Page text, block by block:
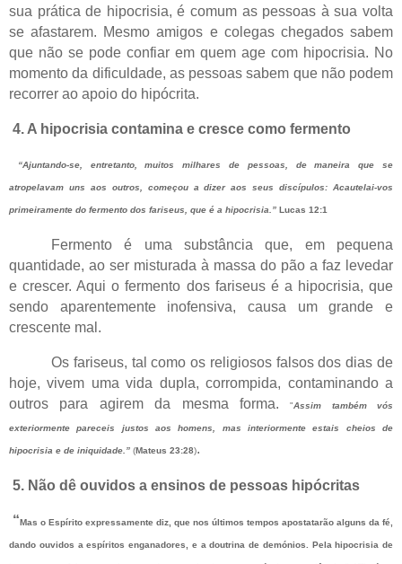
sua prática de hipocrisia, é comum as pessoas à sua volta
se afastarem. Mesmo amigos e colegas chegados sabem
que não se pode confiar em quem age com hipocrisia. No
momento da dificuldade, as pessoas sabem que não podem
recorrer ao apoio do hipócrita.
4. A hipocrisia contamina e cresce como fermento
“Ajuntando-se, entretanto, muitos milhares de pessoas, de maneira que se
atropelavam uns aos outros, começou a dizer aos seus discípulos: Acautelai-vos
primeiramente do fermento dos fariseus, que é a hipocrisia.” Lucas 12:1
Fermento é uma substância que, em pequena
quantidade, ao ser misturada à massa do pão a faz levedar
e crescer. Aqui o fermento dos fariseus é a hipocrisia, que
sendo aparentemente inofensiva, causa um grande e
crescente mal.
Os fariseus, tal como os religiosos falsos dos dias de
hoje, vivem uma vida dupla, corrompida, contaminando a
outros para agirem da mesma forma."Assim também vós
exteriormente pareceis justos aos homens, mas interiormente estais cheios de
hipocrisia e de iniquidade.” (Mateus 23:28).
5. Não dê ouvidos a ensinos de pessoas hipócritas
“Mas o Espírito expressamente diz, que nos últimos tempos apostatarão alguns da fé,
dando ouvidos a espíritos enganadores, e a doutrina de demónios. Pela hipocrisia de